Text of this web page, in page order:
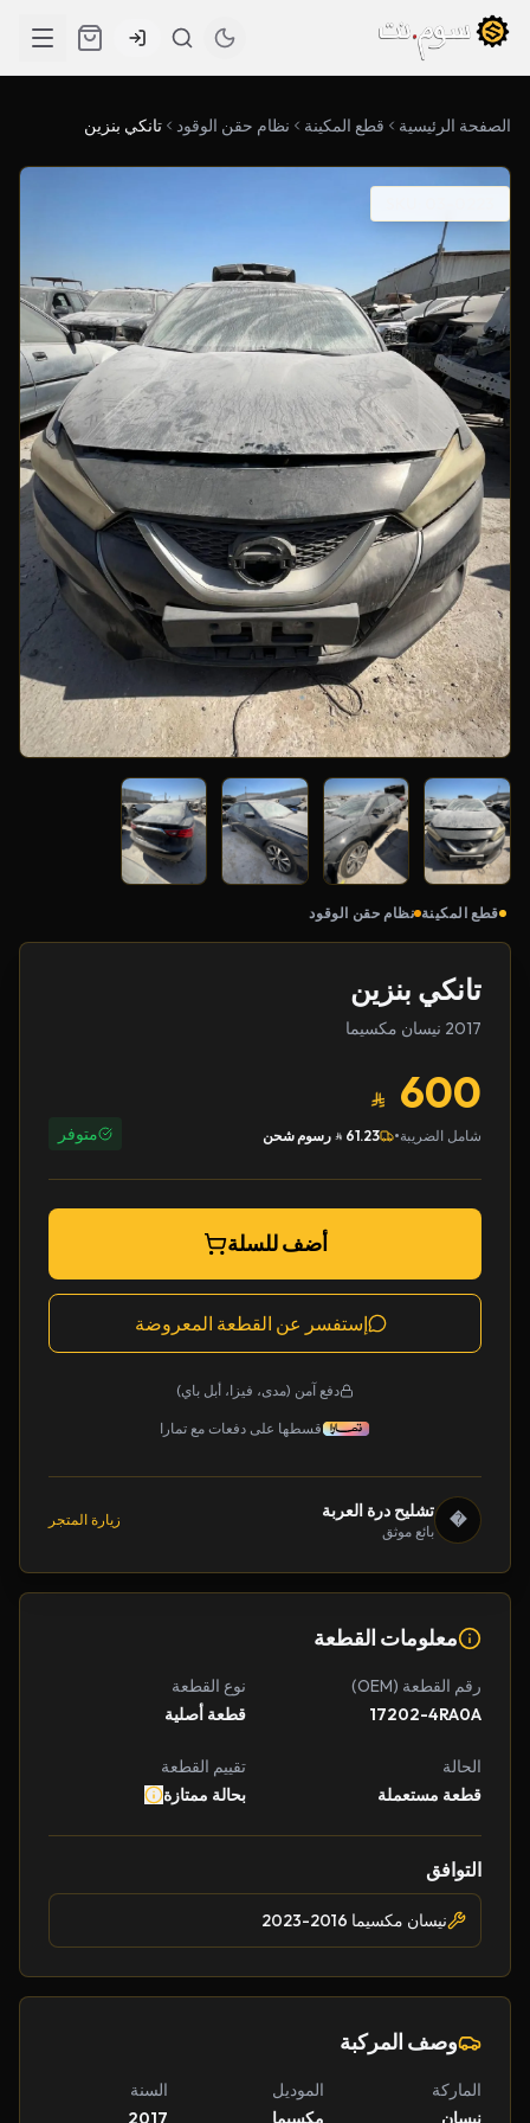
الصفحة الرئيسية قطع المكينة نظام حقن الوقود تانكي بنزين
قطع المكينة نظام حقن الوقود
تانكي بنزين
2017 نيسان مكسيما
600
شامل الضريبة•
61.23 رسوم شحن متوفر
أضف للسلة
إستفسر عن القطعة المعروضة
دفع آمن (مدى، فيزا، أبل باي)
قسطها على دفعات مع تمارا
� تشليح درة العربة
بائع موثق
زيارة المتجر
معلومات القطعة
رقم القطعة (OEM)
17202-4RA0A
نوع القطعة
قطعة أصلية
الحالة
قطعة مستعملة
تقييم القطعة
بحالة ممتازة
التوافق
نيسان مكسيما 2016-2023
وصف المركبة
الماركة
الموديل
السنة